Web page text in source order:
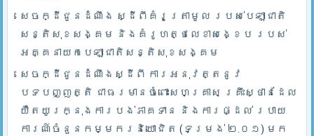
សេចក្ដីជូនដំណឹង ស្ដីពីគំរូត្រាមូល របស់បេឡាជាតិ
សន្តិសុខសង្គម និងគំរូហត្ថលេខាសង្ខេប របស់
អគ្គនាយកបេឡាជាតិសន្តិសុខសង្គម
សេចក្ដីជូនដំណឹងស្ដីពី ការអនុវត្តនូវ
បទបញ្ញត្តិ ជាធរមានចំពោះសហគ្រាស គ្រឹះស្ថានដែល
យឺតយូរក្នុងការបង់ភាគទាន និងការផ្ដល់ របាយ
ការណ៍ចំនួនកម្មករនិយោជិត (ទម្រង់ ២.០១) មក